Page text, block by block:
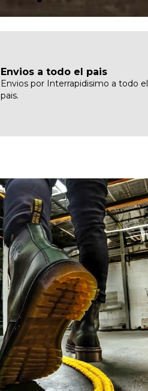
Envios a todo el pais
Envios por Interrapidisimo a todo el
pais.